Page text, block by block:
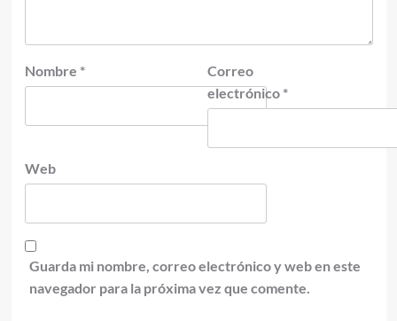
Nombre *
Correo
electrónico *
Web
Guarda mi nombre, correo electrónico y web en este
navegador para la próxima vez que comente.